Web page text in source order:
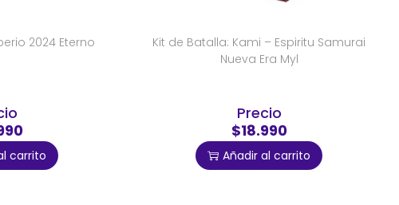
2024 Eterno
carrito
Kit de Batalla: Kami – Espiritu Samurai
Nueva Era Myl
Precio
$18.990
Añadir al carrito